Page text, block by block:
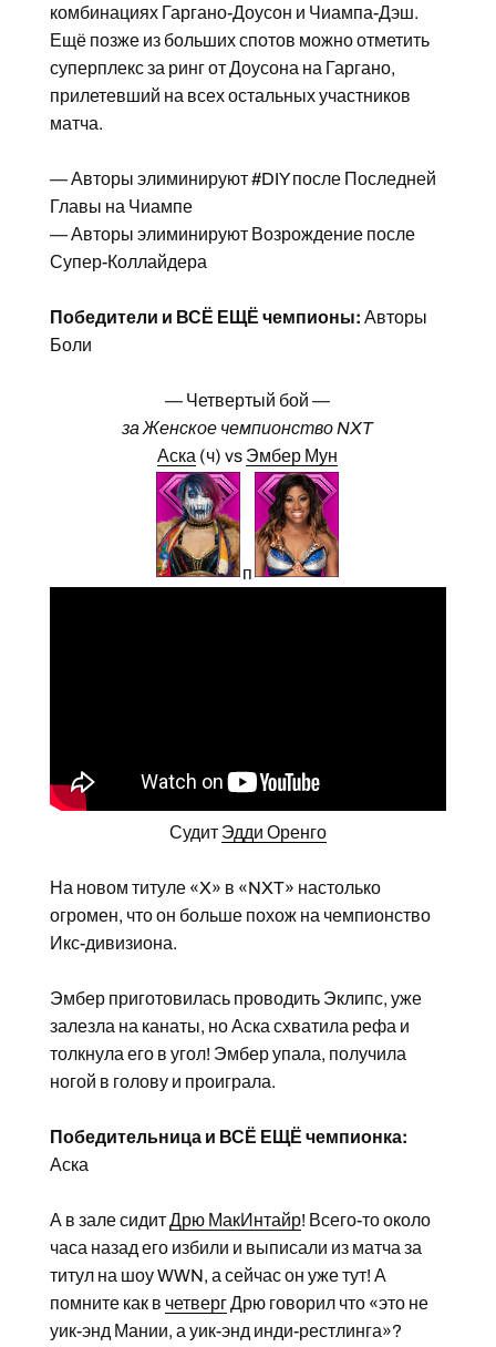
комбинациях Гаргано-Доусон и Чиампа-Дэш.
Ещё позже из больших спотов можно отметить
суперплекс за ринг от Доусона на Гаргано,
прилетевший на всех остальных участников
матча.
— Авторы элиминируют #DIY после Последней
Главы на Чиампе
— Авторы элиминируют Возрождение после
Супер-Коллайдера
Победители и ВСЁ ЕЩЁ чемпионы: Авторы
Боли
— Четвертый бой —
за Женское чемпионство NXT
Аска (ч) vs Эмбер Мун
п
Судит Эдди Оренго
На новом титуле «X» в «NXT» настолько
огромен, что он больше похож на чемпионство
Икс-дивизиона.
Эмбер приготовилась проводить Эклипс, уже
залезла на канаты, но Аска схватила рефа и
толкнула его в угол! Эмбер упала, получила
ногой в голову и проиграла.
Победительница и ВСЁ ЕЩЁ чемпионка:
Аска
А в зале сидитДрю МакИнтайр! Всего-то около
часа назад его избили и выписали из матча за
титул на шоу WWN, а сейчас он уже тут! А
помните как в четвергДрю говорил что «это не
уик-энд Мании, а уик-энд инди-рестлинга»?